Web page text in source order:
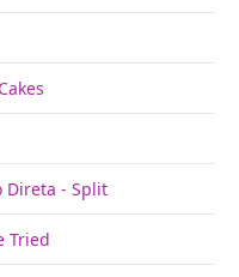
Direta - Split
Tried